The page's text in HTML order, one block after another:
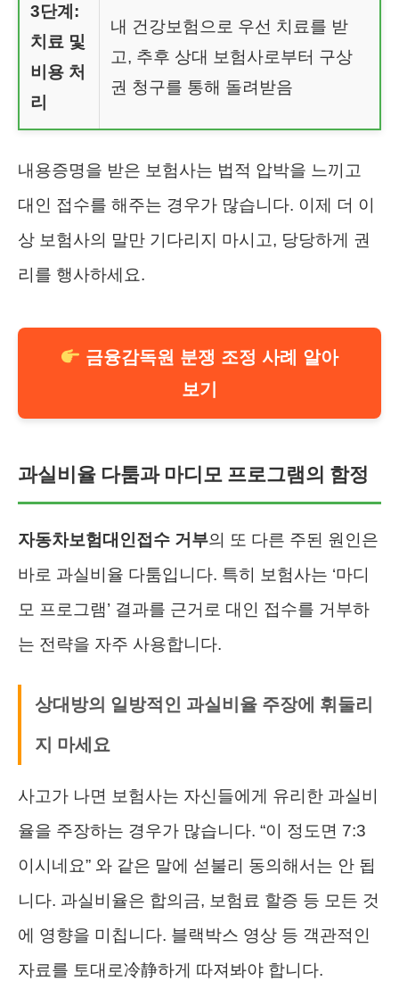
3단계:
치료 및
비용 처
리
내 건강보험으로 우선 치료를 받
고, 추후 상대 보험사로부터 구상
권 청구를 통해 돌려받음
내용증명을 받은 보험사는 법적 압박을 느끼고
대인 접수를 해주는 경우가 많습니다. 이제 더 이
상 보험사의 말만 기다리지 마시고, 당당하게 권
리를 행사하세요.
금융감독원 분쟁 조정 사례 알아
보기
과실비율 다툼과 마디모 프로그램의 함정
자동차보험대인접수 거부의 또 다른 주된 원인은
바로 과실비율 다툼입니다. 특히 보험사는 ‘마디
모 프로그램’ 결과를 근거로 대인 접수를 거부하
는 전략을 자주 사용합니다.
상대방의 일방적인 과실비율 주장에 휘둘리
지 마세요
사고가 나면 보험사는 자신들에게 유리한 과실비
율을 주장하는 경우가 많습니다. “이 정도면 7:3
이시네요” 와 같은 말에 섣불리 동의해서는 안 됩
니다. 과실비율은 합의금, 보험료 할증 등 모든 것
에 영향을 미칩니다. 블랙박스 영상 등 객관적인
자료를 토대로冷静하게 따져봐야 합니다.